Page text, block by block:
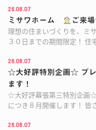
26.08.07
ミサワホーム
ご来
理想の住まいづくりを、ミ
３０日までの期間限定！ 住
26.08.07
☆大好評特別企画☆ プ
ます！
☆大好評幕張第三特別企画
につき８月開催します！ 皆
26.08.07